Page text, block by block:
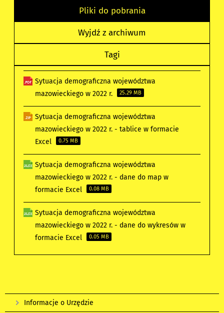
Pliki do pobrania
Wyjdź z archiwum
Tagi
Sytuacja demograficzna województwa
mazowieckiego w 2022 r.
25.29 MB
Sytuacja demograficzna województwa
mazowieckiego w 2022 r. - tablice w formacie
Excel
0.75 MB
Sytuacja demograficzna województwa
mazowieckiego w 2022 r. - dane do map w
formacie Excel
0.08 MB
Sytuacja demograficzna województwa
mazowieckiego w 2022 r. - dane do wykresów w
formacie Excel
0.05 MB
Informacje o Urzędzie